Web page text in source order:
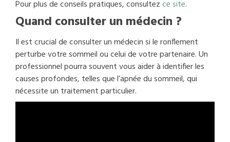
Pour plus de conseils pratiques, consultezce site.
Quand consulter un médecin ?
Il est crucial de consulter un médecin si le ronflement
perturbe votre sommeil ou celui de votre partenaire. Un
professionnel pourra souvent vous aider à identifier les
causes profondes, telles que l’apnée du sommeil, qui
nécessite un traitement particulier.